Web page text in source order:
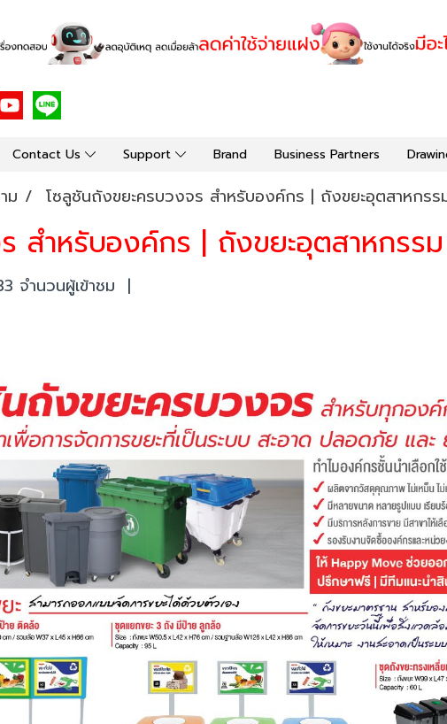
Contact Us Support Brand Business Partners
ม โซลูชันถังขยะครบวงจร สำหรับองค์กร | ถังขยะอุตสาหกร
สำหรับองค์กร | ถังขยะอุตสาหกรร
จำนวนผู้เข้าชม |